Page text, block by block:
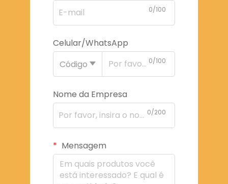
0/100
Celular/WhatsApp
Código
0/100
Nome da Empresa
0/200
Mensagem